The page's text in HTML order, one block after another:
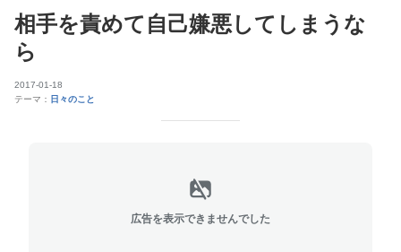
相手を責めて自己嫌悪してしまうな
ら
2017-01-18
テーマ： 日々のこと
広告を表示できませんでした